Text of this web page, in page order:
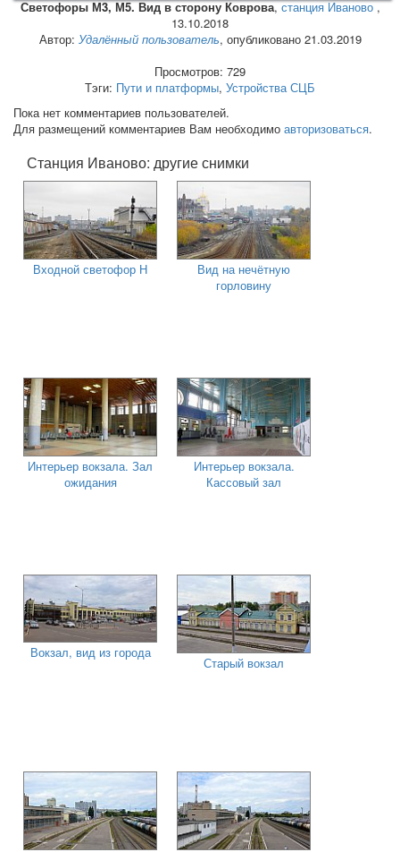
Светофоры М3, М5. Вид в сторону Коврова,станция Иваново ,
13.10.2018
Автор: Удалённый пользователь, опубликовано 21.03.2019
Просмотров: 729
Тэги: Пути и платформы, Устройства СЦБ
Пока нет комментариев пользователей.
Для размещений комментариев Вам необходимо авторизоваться.
Станция Иваново: другие снимки
Входной светофор Н
Вид на нечётную
горловину
Интерьер вокзала. Зал
ожидания
Интерьер вокзала.
Кассовый зал
Вокзал, вид из города
Старый вокзал